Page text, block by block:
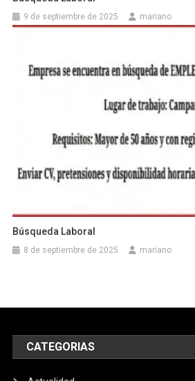
9 de septiembre de 2025 mariano
Búsqueda Laboral
8 de septiembre de 2025 mariano
CATEGORIAS